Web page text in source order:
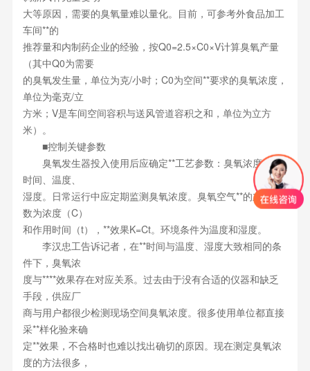
大等原因，需要的臭氧量难以量化。目前，可参考外食品加工
车间**的
推荐量和内制药企业的经验，按Q0=2.5×C0×V计算臭氧产量
（其中Q0为需要
的臭氧发生量，单位为克/小时；C0为空间**要求的臭氧浓度，
单位为毫克/立
方米；V是车间空间容积与送风管道容积之和，单位为立方
米）。
■控制关键参数
臭氧发生器投入使用后应确定**工艺参数：臭氧浓度、**
时间、温度、
湿度。日常运行中应定期监测臭氧浓度。臭氧空气**的主要参
数为浓度（C）
和作用时间（t），**效果K=Ct。环境条件为温度和湿度。
李汉忠工告诉记者，在**时间与温度、湿度大致相同的条
件下，臭氧浓
度与****效果存在对应关系。过去由于没有合适的仪器和缺乏
手段，供应厂
商与用户都很少检测现场空间臭氧浓度。很多使用单位都直接
采**样化验来确
定**效果，不合格时也难以找出确切的原因。现在测定臭氧浓
度的方法很多，